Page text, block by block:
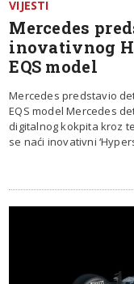
VIJESTI
Mercedes
inovativnog
EQS model
Mercedes predstavio
EQS model Mercedes
digitalnog kokpita kroz
se naći inovativni